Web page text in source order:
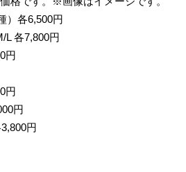
）各6,500円
L 各7,800円
円
円
円
円